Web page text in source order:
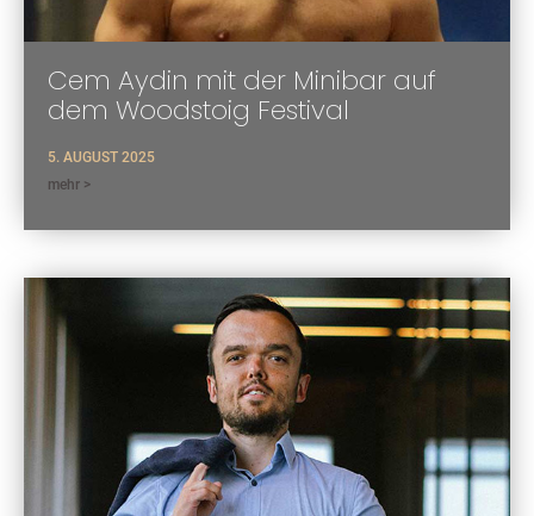
Cem Aydin mit der Minibar auf
dem Woodstoig Festival
5. AUGUST 2025
mehr >